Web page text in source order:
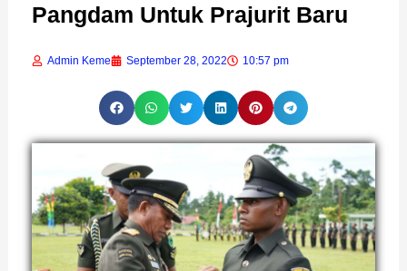
Pangdam Untuk Prajurit Baru
Admin Keme September 28, 2022 10:57 pm